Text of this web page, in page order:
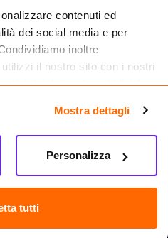
contenuti ed
dei social media e per
inoltre
il nostro sito con i nostri
dei dati web, pubblicità e
o che hanno raccolto dal
Mostra dettagli
tutti
Personalizza
884088
128, 80147 Napoli